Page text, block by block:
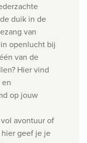
duik in de
van
openlucht bij
van de
Hier vind
op jouw
avontuur of
geef je je